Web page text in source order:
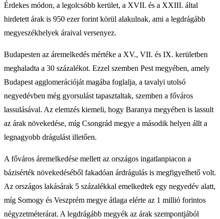
Érdekes módon, a legolcsóbb kerület, a XVII. és a XXIII. által
hirdetett árak is 950 ezer forint körül alakulnak, ami a legdrágább
megyeszékhelyek áraival versenyez.
Budapesten az áremelkedés mértéke a XV., VII. és IX. kerületben
meghaladta a 30 százalékot. Ezzel szemben Pest megyében, amely
Budapest agglomerációját magába foglalja, a tavalyi utolsó
negyedévben még gyorsulást tapasztaltak, szemben a főváros
lassulásával. Az elemzés kiemeli, hogy Baranya megyében is lassult
az árak növekedése, míg Csongrád megye a második helyen állt a
legnagyobb drágulást illetően.
A főváros áremelkedése mellett az országos ingatlanpiacon a
bázisérték növekedéséből fakadóan árdrágulás is megfigyelhető volt.
Az országos lakásárak 5 százalékkal emelkedtek egy negyedév alatt,
míg Somogy és Veszprém megye átlaga elérte az 1 millió forintos
négyzetméterárat. A legdrágább megyék az árak szempontjából